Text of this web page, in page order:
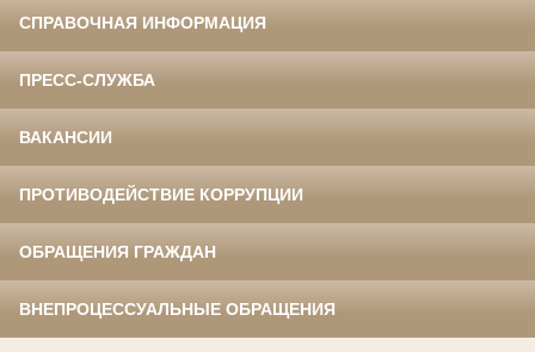
СПРАВОЧНАЯ ИНФОРМАЦИЯ
ПРЕСС-СЛУЖБА
ВАКАНСИИ
ПРОТИВОДЕЙСТВИЕ КОРРУПЦИИ
ОБРАЩЕНИЯ ГРАЖДАН
ВНЕПРОЦЕССУАЛЬНЫЕ ОБРАЩЕНИЯ